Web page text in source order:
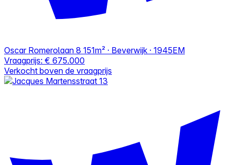
Oscar Romerolaan 8 151m² · Beverwijk · 1945EM
Vraagprijs: € 675.000
Verkocht boven de vraagprijs